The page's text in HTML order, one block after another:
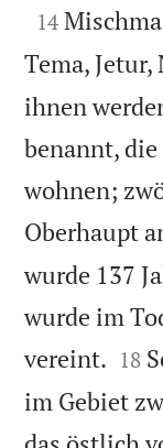

14
Tema, Jetur,
ihnen
benannt,
wohnen;
Oberhaupt
wurde 137
wurde im
vereint. 

18
im Gebiet